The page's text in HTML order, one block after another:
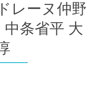
レーヌ仲野
条省平 大